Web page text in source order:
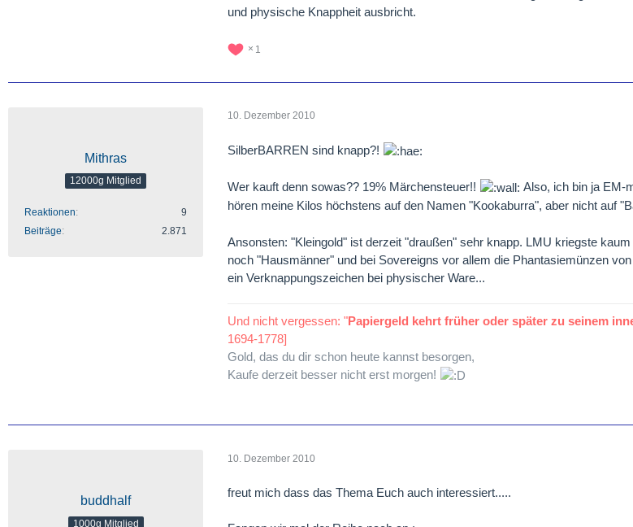
und physische Knappheit ausbricht.
1
Mithras
12000g Mitglied
Reaktionen
9
Beiträge
2.871
10. Dezember 2010
SilberBARREN sind knapp?!
Wer kauft denn sowas?? 19% Märchensteuer!!
Also, ich bin ja EM-
hören meine Kilos höchstens auf den Namen "Kookaburra", aber nicht auf
Ansonsten: "Kleingold" ist derzeit "draußen" sehr knapp. LMU kriegste
noch "Hausmänner" und bei Sovereigns vor allem die Phantasiemünzen
ein Verknappungszeichen bei physischer Ware...
Und nicht vergessen: "Papiergeld kehrt früher oder später zu seinem
1694-1778]
Gold, das du dir schon heute kannst besorgen,
Kaufe derzeit besser nicht erst morgen!
buddhalf
1000g Mitglied
10. Dezember 2010
freut mich dass das Thema Euch auch interessiert.....